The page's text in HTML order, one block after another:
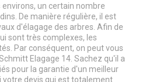
environs, un certain nombre
De manière régulière, il est
d'élagage des arbres. Afin de
sont très complexes, les
Par conséquent, on peut vous
Elagage 14. Sachez qu'il a
pour la garantie d'un meilleur
votre devis qui est totalement